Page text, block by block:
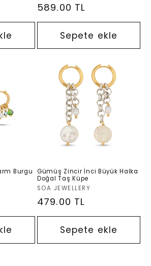
Normal
fiyat
589.00 TL
Sepete ekle
Burgu
Gümüş Zincir İnci Büyük Halka
Doğal Taş Küpe
Satıcı:
SOA JEWELLERY
Normal
fiyat
479.00 TL
Sepete ekle